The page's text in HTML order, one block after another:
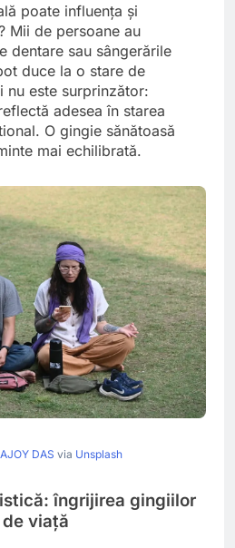
poate influența și
Mii de persoane au
dentare sau sângerările
duce la o stare de
nu este surprinzător:
adesea în starea
O gingie sănătoasă
mai echilibrată.
AJOY DAS via Unsplash
îngrijirea gingiilor
viață